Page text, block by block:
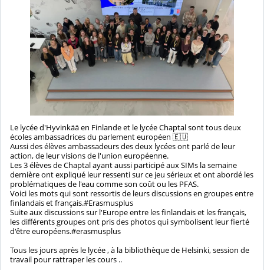
Le lycée d'Hyvinkää en Finlande et le lycée Chaptal sont tous deux
écoles ambassadrices du parlement européen 🇪🇺
Aussi des élèves ambassadeurs des deux lycées ont parlé de leur
action, de leur visions de l'union européenne.
Les 3 élèves de Chaptal ayant aussi participé aux SIMs la semaine
dernière ont expliqué leur ressenti sur ce jeu sérieux et ont abordé les
problématiques de l'eau comme son coût ou les PFAS.
Voici les mots qui sont ressortis de leurs discussions en groupes entre
finlandais et français.#Erasmusplus
Suite aux discussions sur l'Europe entre les finlandais et les français,
les différents groupes ont pris des photos qui symbolisent leur fierté
d'être européens.#erasmusplus
Tous les jours après le lycée , à la bibliothèque de Helsinki, session de
travail pour rattraper les cours ..